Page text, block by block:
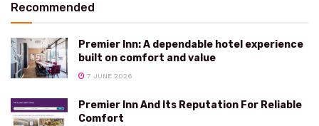
Recommended
Premier Inn: A dependable hotel experience
built on comfort and value
7 JUNE 2026
Premier Inn And Its Reputation For Reliable
Comfort